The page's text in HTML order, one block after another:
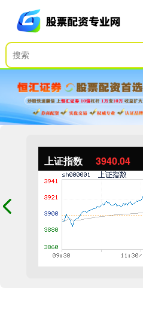
上证指数 3940.04